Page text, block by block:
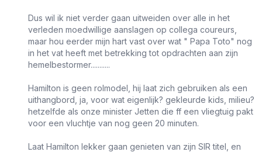
Dus wil ik niet verder gaan uitweiden over alle in het
verleden moedwillige aanslagen op collega coureurs,
maar hou eerder mijn hart vast over wat " Papa Toto" nog
in het vat heeft met betrekking tot opdrachten aan zijn
hemelbestormer...........
Hamilton is geen rolmodel, hij laat zich gebruiken als een
uithangbord, ja, voor wat eigenlijk? gekleurde kids, milieu?
hetzelfde als onze minister Jetten die ff een vliegtuig pakt
voor een vluchtje van nog geen 20 minuten.
Laat Hamilton lekker gaan genieten van zijn SIR titel, en